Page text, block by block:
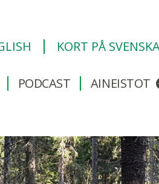
KORT PÅ
sulje alavalikko
PODCAST AINEISTOT